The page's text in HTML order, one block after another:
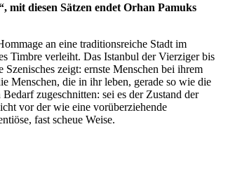
mit diesen Sätzen endet Orhan Pamuks
an eine traditionsreiche Stadt im
Timbre verleiht. Das Istanbul der Vierziger bis
zeigt: ernste Menschen bei ihrem
Menschen, die in ihr leben, gerade so wie die
zugeschnitten: sei es der Zustand der
vor der wie eine vorüberziehende
fast scheue Weise.